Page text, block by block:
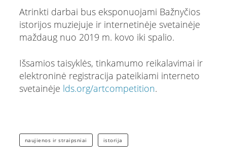
Atrinkti darbai bus eksponuojami Bažnyčios
istorijos muziejuje ir internetinėje svetainėje
maždaug nuo 2019 m. kovo iki spalio.
Išsamios taisyklės, tinkamumo reikalavimai ir
elektroninė registracija pateikiami interneto
svetainėje lds.org/artcompetition.
naujienos ir straipsniai istorija